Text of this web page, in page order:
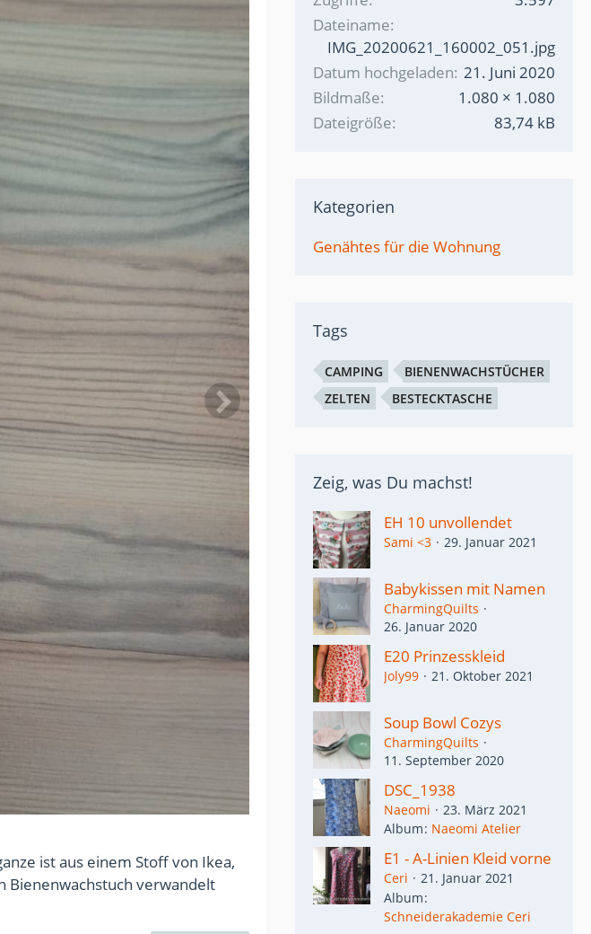
ist aus einem Stoff von Ikea,
Bienenwachstuch verwandelt
Dateiname
IMG_20200621_160002_051.jpg
Datum hochgeladen 21. Juni 2020
Bildmaße
1.080 × 1.080
Dateigröße
83,74 kB
Kategorien
Genähtes für die Wohnung
Tags
CAMPING
BIENENWACHSTÜCHER
ZELTEN
BESTECKTASCHE
Zeig, was Du machst!
EH 10 unvollendet
Sami <3 29. Januar 2021
Babykissen mit Namen
CharmingQuilts
26. Januar 2020
E20 Prinzesskleid
Joly99 21. Oktober 2021
Soup Bowl Cozys
CharmingQuilts
11. September 2020
DSC_1938
Naeomi
23. März 2021
Album Naeomi Atelier
E1 - A-Linien Kleid vorne
Ceri
21. Januar 2021
Album
Schneiderakademie Ceri